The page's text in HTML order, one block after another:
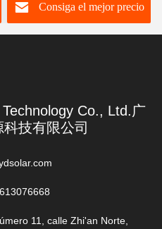
Consiga el mejor precio
Co., Ltd.广
技有限公司
11, calle Zhi'an Norte,